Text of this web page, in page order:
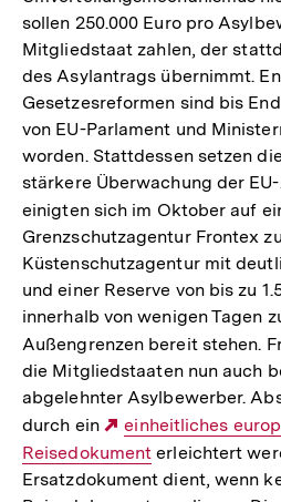
sollen 250.000 Euro pro
Mitgliedstaat zahlen, der
des Asylantrags übernimmt.
Gesetzesreformen sind bis
von EU-Parlament und
worden. Stattdessen setzen
stärkere Überwachung der
einigten sich im Oktober auf
Grenzschutzagentur Frontex
Küstenschutzagentur mit
und einer Reserve von bis zu
innerhalb von wenigen Tagen
Außengrenzen bereit stehen.
die Mitgliedstaaten nun auch
abgelehnter Asylbewerber.
durch ein
Externer
Link:
einheitliches
Reisedokument erleichtert
Ersatzdokument dient, wenn